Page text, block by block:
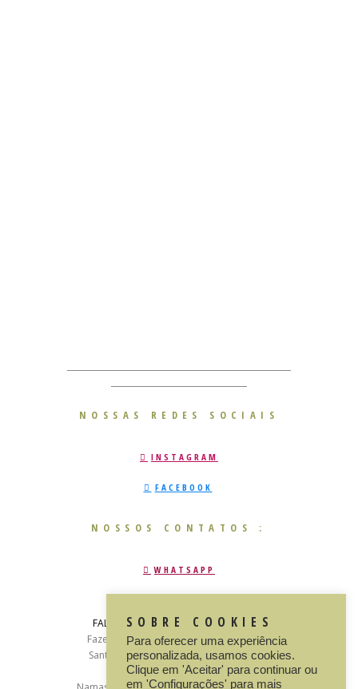
NOSSAS REDES SOCIAIS
INSTAGRAM
FACEBOOK
NOSSOS CONTATOS :
WHATSAPP
FALE CONOSCO : +55 (79) 3012- 5575
Fazenda Mãe terra, s/n, povoado sáude -
Santana de São Francisco - Sergipe, CEP:
49985000
SOBRE COOKIES
Para oferecer uma experiência
personalizada, usamos cookies.
Clique em 'Aceitar' para continuar ou
em 'Configurações' para mais